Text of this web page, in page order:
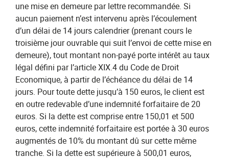
une mise en demeure par lettre recommandée. Si
aucun paiement n’est intervenu après l’écoulement
d’un délai de 14 jours calendrier (prenant cours le
troisième jour ouvrable qui suit l’envoi de cette mise en
demeure), tout montant non-payé porte intérêt au taux
légal défini par l’article XIX.4 du Code de Droit
Economique, à partir de l’échéance du délai de 14
jours. Pour toute dette jusqu’à 150 euros, le client est
en outre redevable d’une indemnité forfaitaire de 20
euros. Si la dette est comprise entre 150,01 et 500
euros, cette indemnité forfaitaire est portée à 30 euros
augmentés de 10% du montant dû sur cette même
tranche. Si la dette est supérieure à 500,01 euros,